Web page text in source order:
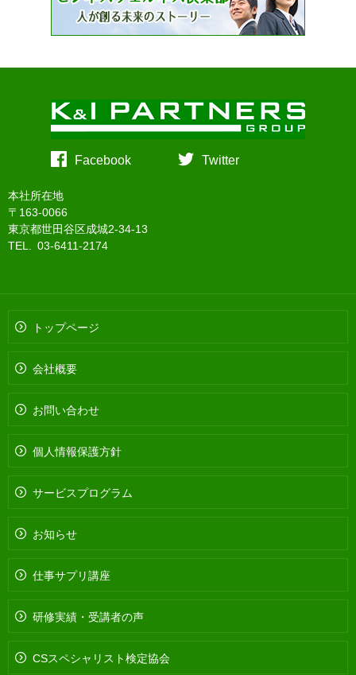
Facebook Twitter
本社所在地
〒163-0066
東京都世田谷区成城2-34-13
TEL. 03-6411-2174
トップページ
会社概要
お問い合わせ
個人情報保護方針
サービスプログラム
お知らせ
仕事サプリ講座
研修実績・受講者の声
CSスペシャリスト検定協会